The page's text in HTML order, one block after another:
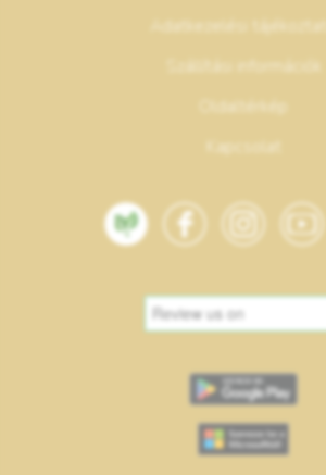
Adatkezelési tájékoztató
Szállítási információk
Oldaltérkép
Kapcsolat